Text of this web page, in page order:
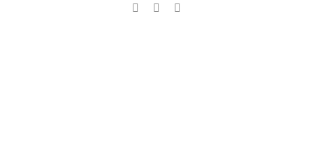
InstagramFacebook